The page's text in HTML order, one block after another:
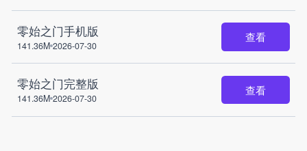
零始之门手机版
141.36M 2026-07-30
查看
零始之门完整版
141.36M 2026-07-30
查看